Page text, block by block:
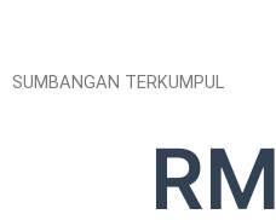
SUMBANGAN TERKUMPUL
RM